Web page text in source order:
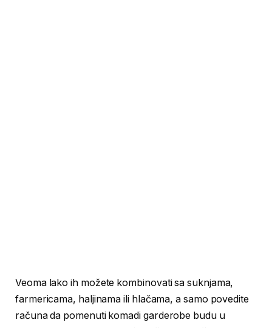
Veoma lako ih možete kombinovati sa suknjama,
farmericama, haljinama ili hlačama, a samo povedite
računa da pomenuti komadi garderobe budu u